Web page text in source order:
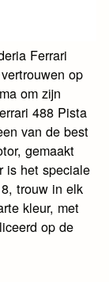
Ferrari
op
om zijn
488 Pista
van de best
gemaakt
is het speciale
trouw in elk
kleur, met
op de